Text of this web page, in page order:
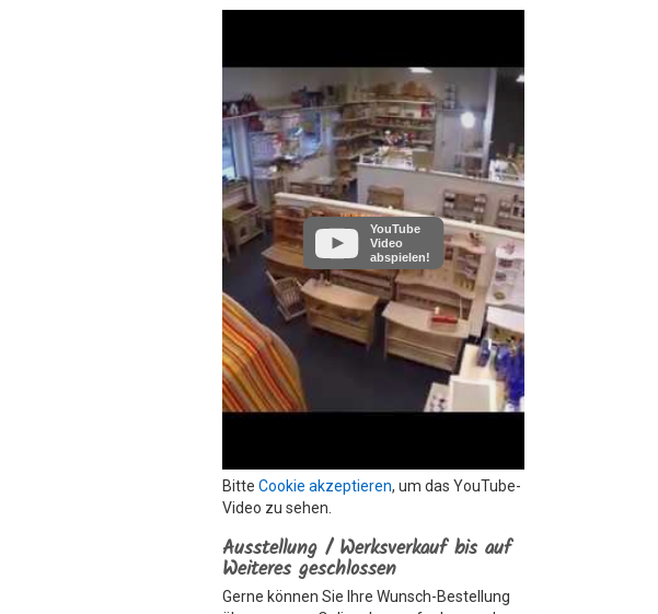
YouTube
Video
abspielen!
Bitte Cookie akzeptieren, um das YouTube-
Video zu sehen.
Ausstellung / Werksverkauf bis auf
Weiteres geschlossen
Gerne können Sie Ihre Wunsch-Bestellung